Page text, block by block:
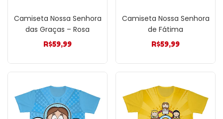
Camiseta Nossa Senhora
das Graças – Rosa
R$59,99
Camiseta Nossa Senhora
de Fátima
R$59,99